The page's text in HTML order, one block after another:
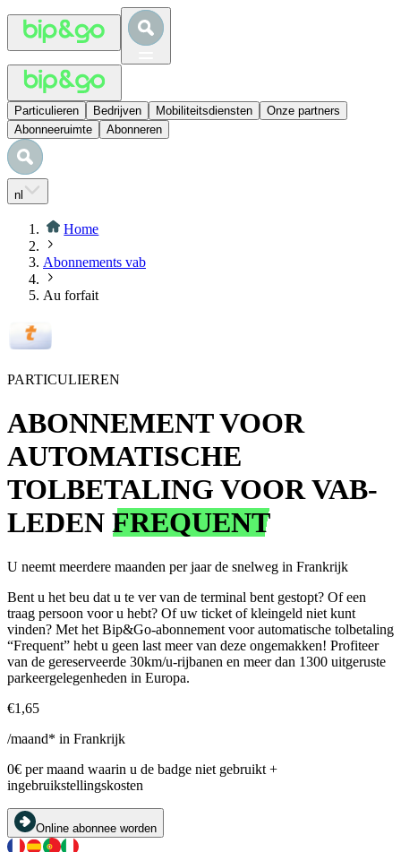
Particulieren Bedrijven Mobiliteitsdiensten
Onze partners
Abonneeruimte
Abonneren
nl
Home
Abonnements vab
Au forfait
PARTICULIEREN
ABONNEMENT VOOR
AUTOMATISCHE
TOLBETALING VOOR VAB-
LEDEN FREQUENT
U neemt meerdere maanden per jaar de snelweg in Frankrijk
Bent u het beu dat u te ver van de terminal bent gestopt? Of een
traag persoon voor u hebt? Of uw ticket of kleingeld niet kunt
vinden? Met het Bip&Go-abonnement voor automatische tolbetaling
“Frequent” hebt u geen last meer van deze ongemakken! Profiteer
van de gereserveerde 30km/u-rijbanen en meer dan 1300 uitgeruste
parkeergelegenheden in Europa.
€1,65
/maand* in Frankrijk
0€ per maand waarin u de badge niet gebruikt +
ingebruikstellingskosten
Online abonnee worden